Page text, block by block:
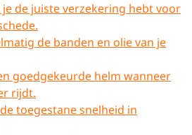
de juiste verzekering hebt voor
de banden en olie van je
goedgekeurde helm wanneer
rijdt.
toegestane snelheid in